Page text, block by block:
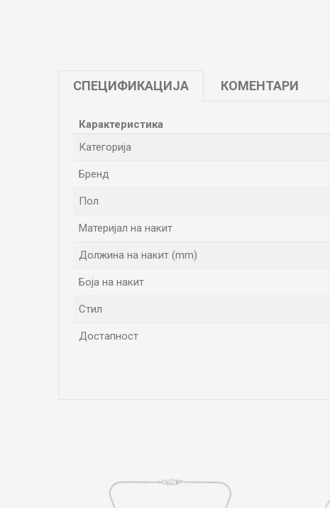
СПЕЦИФИКАЦИЈА КОМЕНТАРИ
Карактеристика
Категорија
Бренд
Пол
Материјал на накит
Должина на накит (mm)
Боја на накит
Стил
Достапност